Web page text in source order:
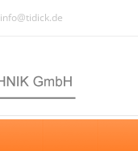
info@tidick.de